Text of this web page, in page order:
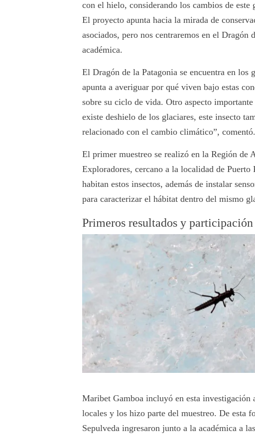
con el hielo, considerando los cambios de este
El proyecto apunta hacia la mirada de
asociados, pero nos centraremos en el Dragón
académica.
El Dragón de la Patagonia se encuentra en
apunta a averiguar por qué viven bajo estas
sobre su ciclo de vida. Otro aspecto
existe deshielo de los glaciares, este insecto
relacionado con el cambio climático”, comentó.
El primer muestreo se realizó en la Región de
Exploradores, cercano a la localidad de
habitan estos insectos, además de instalar
para caracterizar el hábitat dentro del mismo
Primeros resultados y participación
Maribet Gamboa incluyó en esta
locales y los hizo parte del muestreo. De esta
Sepulveda ingresaron junto a la académica a